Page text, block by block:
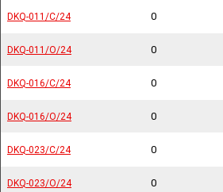
DKQ-011/C/24 0
DKQ-011/O/24 0
DKQ-016/C/24 0
DKQ-016/O/24 0
DKQ-023/C/24 0
DKQ-023/O/24 0
DKQ-011/C/24
DKQ-011/O/24
DKQ-016/C/24
DKQ-016/O/24
DKQ-023/C/24
DKQ-023/O/24